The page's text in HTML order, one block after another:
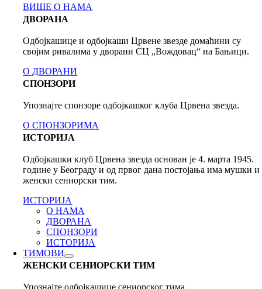
ВИШЕ О НАМА
ДВОРАНА
Одбојкашице и одбојкаши Црвене звезде домаћини су
својим ривалима у дворани СЦ „Вождовац“ на Бањици.
О ДВОРАНИ
СПОНЗОРИ
Упознајте спонзоре одбојкашког клуба Црвена звезда.
О СПОНЗОРИМА
ИСТОРИЈА
Одбојкашки клуб Црвена звезда основан је 4. марта 1945.
године у Београду и од првог дана постојања има мушки и
женски сениорски тим.
ИСТОРИЈА
О НАМА
ДВОРАНА
СПОНЗОРИ
ИСТОРИЈА
ТИМОВИ
ЖЕНСКИ СЕНИОРСКИ ТИМ
Упознајте одбојкашице сениорског тима